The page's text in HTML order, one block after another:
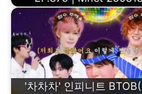
'차차차' 인피니트